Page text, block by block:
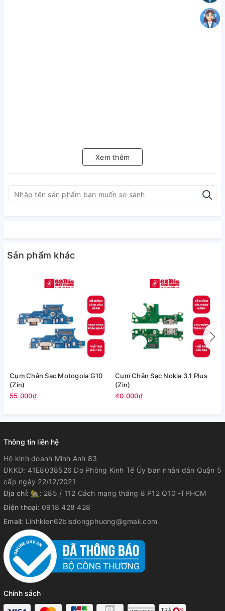
Xem thêm
Sản phẩm khác
Cụm Chân Sạc Motogola G10
(Zin)
55.000₫
Cụm Chân Sạc Nokia 3.1 Plus
(Zin)
40.000₫
Thông tin liên hệ
Hộ kinh doanh Minh Anh 83
ĐKKD: 41E8038526 Do Phòng Kinh Tế Ủy ban nhân dân Quận 5
cấp ngày 22/12/2021
Địa chỉ: 🏡: 285 / 112 Cách mạng tháng 8 P12 Q10 -TPHCM
Điện thoại: 0918 428 428
Email: Linhkien62bisdongphuong@gmail.com
Chính sách